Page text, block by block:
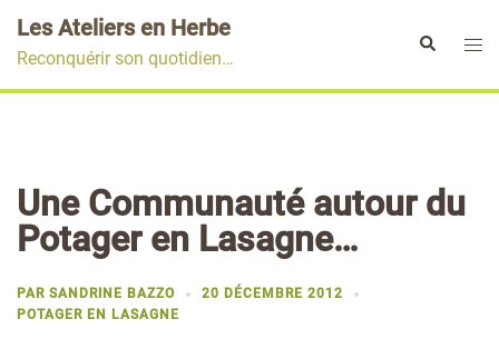
au
contenu
Les Ateliers en Herbe
Reconquérir son quotidien…
Rechercher
Une Communauté autour du
Potager en Lasagne…
PAR SANDRINE BAZZO
20 DÉCEMBRE 2012
POTAGER EN LASAGNE